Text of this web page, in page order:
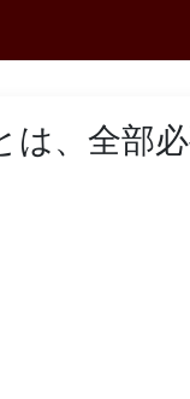
は、全部